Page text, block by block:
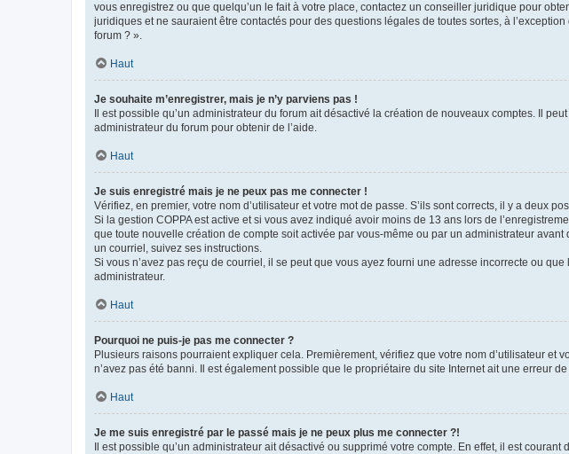
vous enregistrez ou que quelqu’un le fait à votre place, contactez un conseiller juridique pour
juridiques et ne sauraient être contactés pour des questions légales de toutes sortes, à
forum ? ».
Haut
Je souhaite m’enregistrer, mais je n’y parviens pas !
Il est possible qu’un administrateur du forum ait désactivé la création de nouveaux comptes. Il
administrateur du forum pour obtenir de l’aide.
Haut
Je suis enregistré mais je ne peux pas me connecter !
Vérifiez, en premier, votre nom d’utilisateur et votre mot de passe. S’ils sont corrects, il y a deux
Si la gestion COPPA est active et si vous avez indiqué avoir moins de 13 ans lors de
que toute nouvelle création de compte soit activée par vous-même ou par un administrateur
un courriel, suivez ses instructions.
Si vous n’avez pas reçu de courriel, il se peut que vous ayez fourni une adresse incorrecte ou
administrateur.
Haut
Pourquoi ne puis-je pas me connecter ?
Plusieurs raisons pourraient expliquer cela. Premièrement, vérifiez que votre nom d’utilisateur et
n’avez pas été banni. Il est également possible que le propriétaire du site Internet ait une erreur
Haut
Je me suis enregistré par le passé mais je ne peux plus me connecter ?!
Il est possible qu’un administrateur ait désactivé ou supprimé votre compte. En effet, il est